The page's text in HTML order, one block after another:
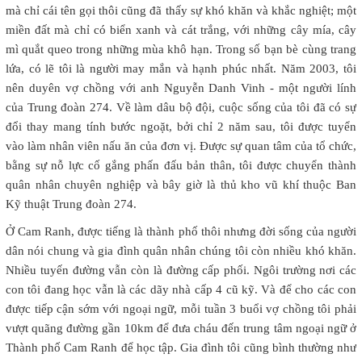
mà chỉ cái tên gọi thôi cũng đã thấy sự khó khăn và khắc nghiệt; một
miền đất mà chỉ có biển xanh và cát trắng, với những cây mía, cây
mì quắt queo trong những mùa khô hạn. Trong số bạn bè cùng trang
lứa, có lẽ tôi là người may mắn và hạnh phúc nhất. Năm 2003, tôi
nên duyên vợ chồng với anh Nguyễn Danh Vinh - một người lính
của Trung đoàn 274. Về làm dâu bộ đội, cuộc sống của tôi đã có sự
đổi thay mang tính bước ngoặt, bởi chỉ 2 năm sau, tôi được tuyển
vào làm nhân viên nấu ăn của đơn vị. Được sự quan tâm của tổ chức,
bằng sự nỗ lực cố gắng phấn đấu bản thân, tôi được chuyển thành
quân nhân chuyên nghiệp và bây giờ là thủ kho vũ khí thuộc Ban
Kỹ thuật Trung đoàn 274.
Ở Cam Ranh, được tiếng là thành phố thôi nhưng đời sống của người
dân nói chung và gia đình quân nhân chúng tôi còn nhiều khó khăn.
Nhiều tuyến đường vẫn còn là đường cấp phối. Ngôi trường nơi các
con tôi đang học vẫn là các dãy nhà cấp 4 cũ kỹ. Và để cho các con
được tiếp cận sớm với ngoại ngữ, mỗi tuần 3 buổi vợ chồng tôi phải
vượt quãng đường gần 10km để đưa cháu đến trung tâm ngoại ngữ ở
Thành phố Cam Ranh để học tập. Gia đình tôi cũng bình thường như